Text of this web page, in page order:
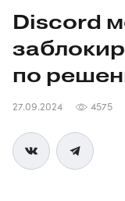
Discord
по
27.09.2024 4575